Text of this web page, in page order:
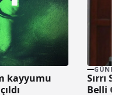
kayyumu
Sırrı
Belli